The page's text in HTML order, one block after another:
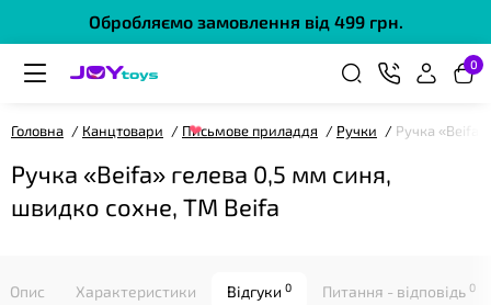
Обробляємо замовлення від 499 грн.
0
Головна Канцтовари Письмове приладдя Ручки Ручка
Ручка «Beifa» гелева 0,5 мм синя,
швидко сохне, ТМ Beifa
Опис Характеристики Відгуки 0 Питання - відповідь 0